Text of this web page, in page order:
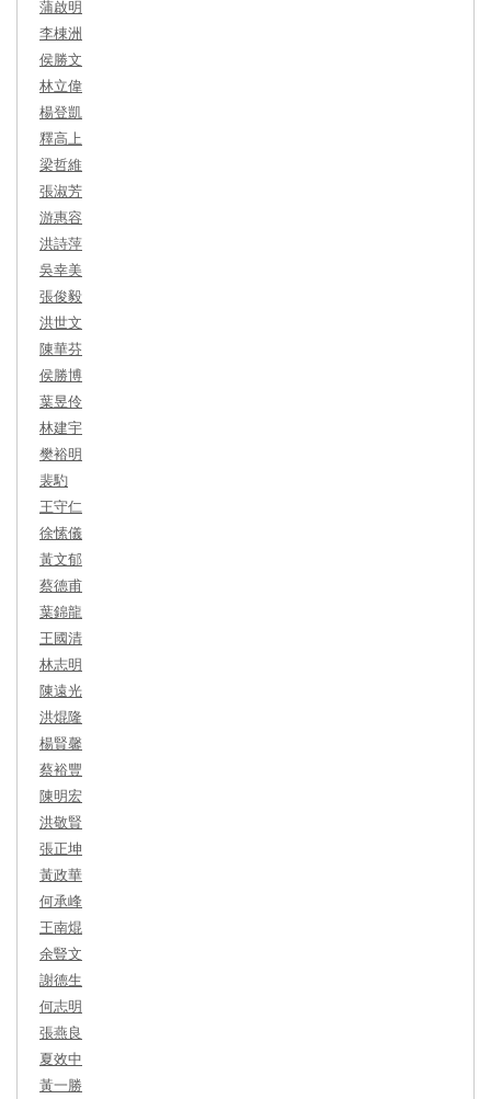
蒲啟明
李棟洲
侯勝文
林立偉
楊登凱
釋高上
梁哲維
張淑芳
游惠容
洪詩萍
吳幸美
張俊毅
洪世文
陳華芬
侯勝博
葉昱伶
林建宇
樊裕明
裴馰
王守仁
徐愫儀
黃文郁
蔡德甫
葉錦龍
王國清
林志明
陳遠光
洪焜隆
楊賢馨
蔡裕豐
陳明宏
洪敬賢
張正坤
黃政華
何承峰
王南焜
余豎文
謝德生
何志明
張燕良
夏效中
黃一勝